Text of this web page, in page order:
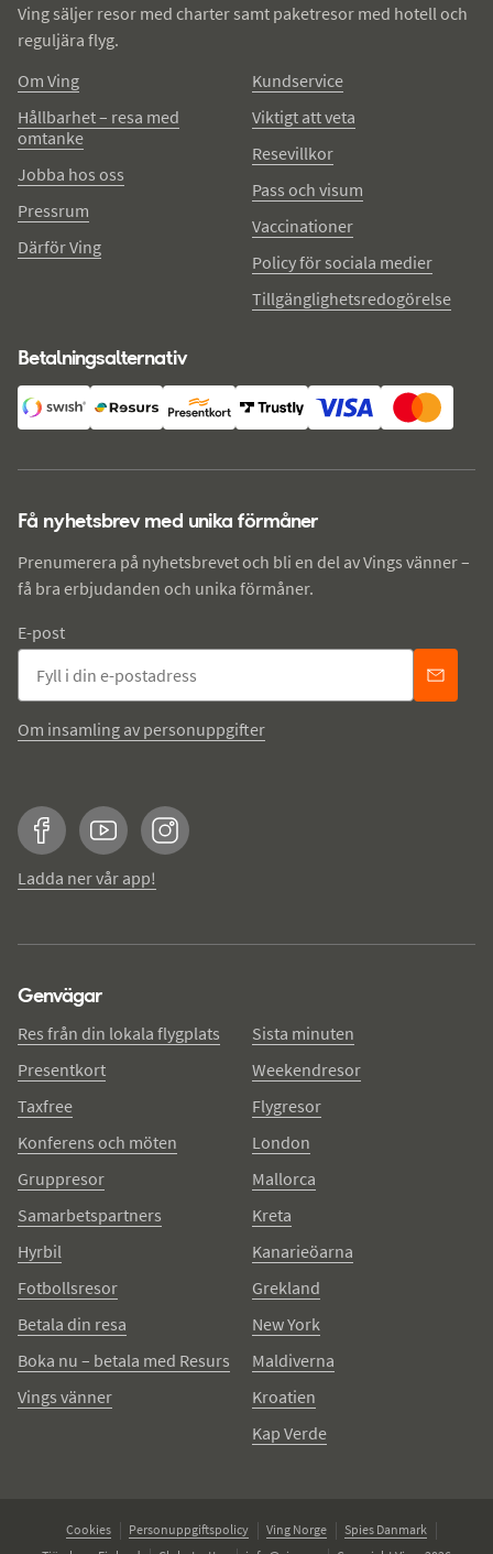
Ving säljer resor med charter samt paketresor med hotell och
reguljära flyg.
Om Ving
Hållbarhet – resa med
omtanke
Jobba hos oss
Pressrum
Därför Ving
Kundservice
Viktigt att veta
Resevillkor
Pass och visum
Vaccinationer
Policy för sociala medier
Tillgänglighetsredogörelse
Betalningsalternativ
Få nyhetsbrev med unika förmåner
Prenumerera på nyhetsbrevet och bli en del av Vings vänner –
få bra erbjudanden och unika förmåner.
E-post
Om insamling av personuppgifter
FacebookYouTubeInstagram
Ladda ner vår app!
Genvägar
Res från din lokala flygplats
Presentkort
Taxfree
Konferens och möten
Gruppresor
Samarbetspartners
Hyrbil
Fotbollsresor
Betala din resa
Boka nu – betala med Resurs
Vings vänner
Sista minuten
Weekendresor
Flygresor
London
Mallorca
Kreta
Kanarieöarna
Grekland
New York
Maldiverna
Kroatien
Kap Verde
Cookies Personuppgiftspolicy Ving Norge
Spies Danmark